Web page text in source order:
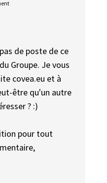
de poste de ce
Groupe. Je vous
covea.eu et à
être qu'un autre
? :)
pour tout